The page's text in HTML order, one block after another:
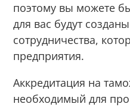
поэтому вы можете
для вас будут
сотрудничества,
предприятия.
Аккредитация на
необходимый для